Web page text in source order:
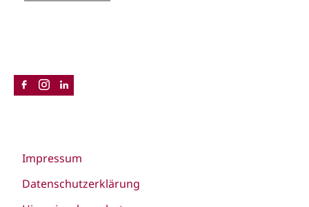
Impressum
Datenschutzerklärung